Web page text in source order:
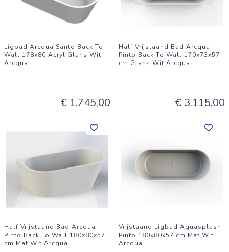
Ligbad Arcqua Santo Back To
Wall 178x80 Acryl Glans Wit
Arcqua
€ 1.745,00
Half Vrijstaand Bad Arcqua
Pinto Back To Wall 170x73x57
cm Glans Wit Arcqua
€ 3.115,00
Half Vrijstaand Bad Arcqua
Pinto Back To Wall 180x80x57
cm Mat Wit Arcqua
Vrijstaand Ligbad Aquasplash
Pinto 180x80x57 cm Mat Wit
Arcqua